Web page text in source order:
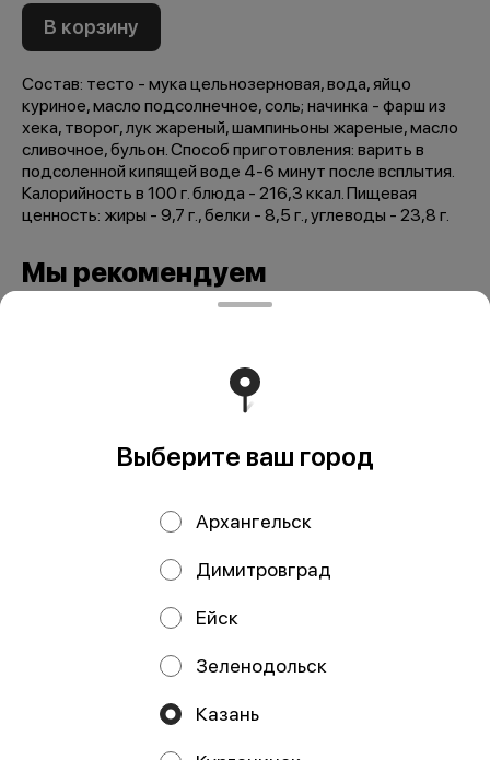
В корзину
Состав: тесто - мука цельнозерновая, вода, яйцо
куриное, масло подсолнечное, соль; начинка - фарш из
хека, творог, лук жареный, шампиньоны жареные, масло
сливочное, бульон. Способ приготовления: варить в
подсоленной кипящей воде 4-6 минут после всплытия.
Калорийность в 100 г. блюда - 216,3 ккал. Пищевая
ценность: жиры - 9,7 г., белки - 8,5 г., углеводы - 23,8 г.
Мы рекомендуем
цельнозерновые
Вареники 300 гр
ИП Давлетшина Гульназ Рашитовна
ОГРНИП: 322169000110719 Расчетный счет:
Выберите ваш город
Архангельск
Димитровград
Ейск
Зеленодольск
Казань